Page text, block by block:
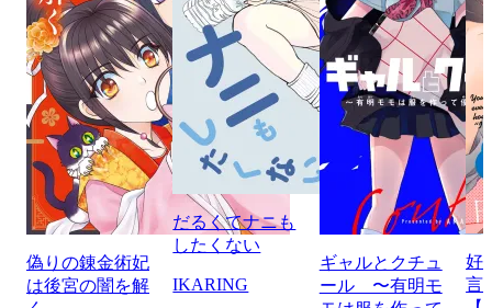
偽りの錬金術妃
は後宮の闇を解
だるくてナニも
したくない
IKARING
ギャルとクチュ
ール 〜有明モ
好
言